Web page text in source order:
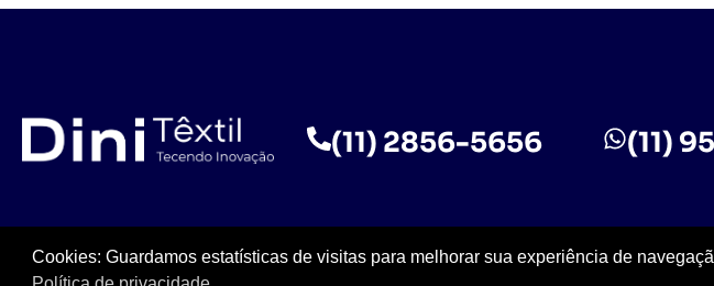
(11) 2856-5656 (11)
Cookies: Guardamos estatísticas de visitas para melhorar sua experiência de